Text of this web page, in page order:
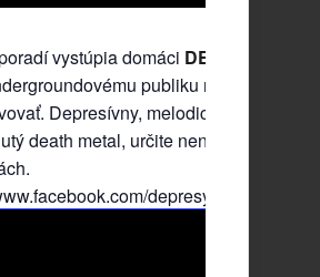
vystúpia domáci DEPRESY
publiku netreba
Depresívny, melodický, čiernym
death metal, určite nenechá nikoho
depresyofficial